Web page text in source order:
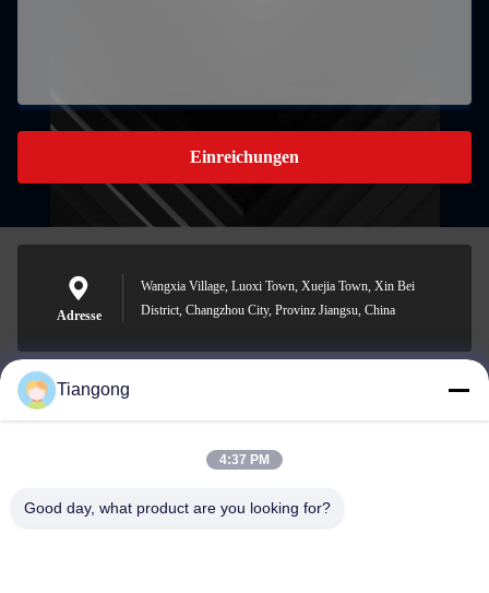
Einreichungen
Adresse
Wangxia Village, Luoxi Town, Xuejia Town, Xin Bei
District, Changzhou City, Provinz Jiangsu, China
lhh@cztgforging.com
Tiangong
4:37 PM
Good day, what product are you looking for?